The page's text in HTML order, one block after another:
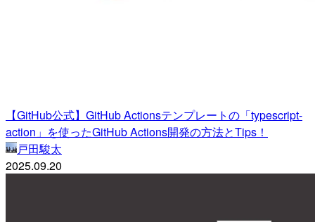
【GitHub公式】GitHub Actionsテンプレートの「typescript-
action」を使ったGitHub Actions開発の方法とTips！
戸田駿太
2025.09.20